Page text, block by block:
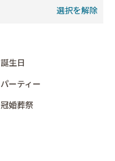
選択を解除
誕生日
パーティー
冠婚葬祭